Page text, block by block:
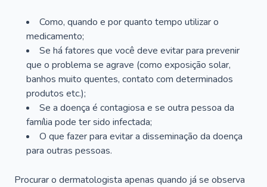
Como, quando e por quanto tempo utilizar o
medicamento;
Se há fatores que você deve evitar para prevenir
que o problema se agrave (como exposição solar,
banhos muito quentes, contato com determinados
produtos etc.);
Se a doença é contagiosa e se outra pessoa da
família pode ter sido infectada;
O que fazer para evitar a disseminação da doença
para outras pessoas.
Procurar o dermatologista apenas quando já se observa